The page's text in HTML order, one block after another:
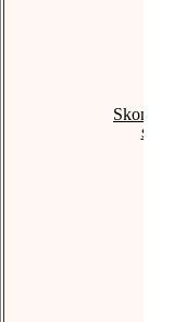
się